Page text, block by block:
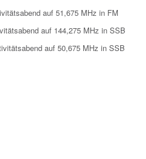
auf 51,675 MHz in FM
auf 144,275 MHz in SSB
auf 50,675 MHz in SSB